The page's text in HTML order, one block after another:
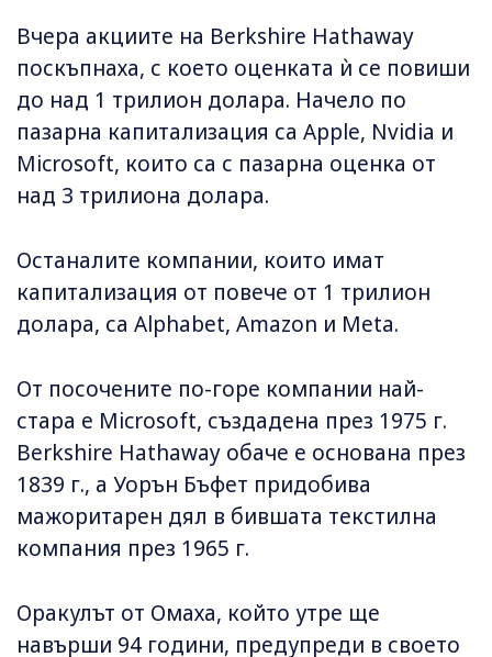
Вчера акциите на Berkshire Hathaway
поскъпнаха, с което оценката ѝ се повиши
до над 1 трилион долара. Начело по
пазарна капитализация са Apple, Nvidia и
Microsoft, които са с пазарна оценка от
над 3 трилиона долара.
Останалите компании, които имат
капитализация от повече от 1 трилион
долара, са Alphabet, Amazon и Meta.
От посочените по-горе компании най-
стара е Microsoft, създадена през 1975 г.
Berkshire Hathaway обаче е основана през
1839 г., а Уорън Бъфет придобива
мажоритарен дял в бившата текстилна
компания през 1965 г.
Оракулът от Омаха, който утре ще
навърши 94 години, предупреди в своето